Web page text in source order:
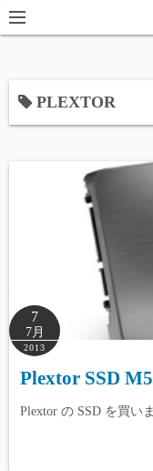
コ
ン
ン
へ
PLEXTOR
7
7月
2013
Plextor SSD
Plextor の SSD を買